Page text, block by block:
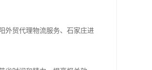
外贸代理物流服务、石家庄进